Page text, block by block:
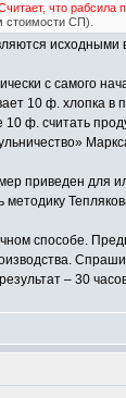
что рабсила
стоимости СП).
с самого
10 ф. хлопка в
10 ф. считать
приведен для
способе.
– 30